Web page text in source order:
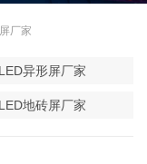
厂家
LED异形屏厂家
LED地砖屏厂家